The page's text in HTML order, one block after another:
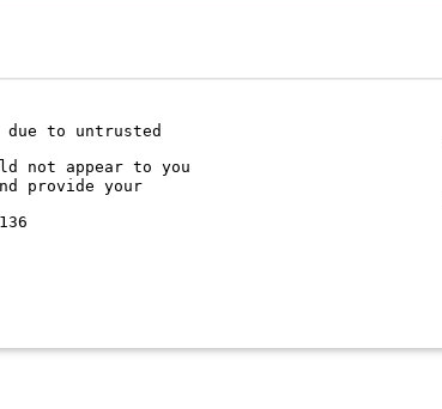
due to untrusted
not appear to you
provide your